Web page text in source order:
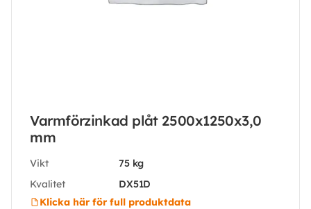
Varmförzinkad plåt 2500x1250x3,0
mm
Vikt
75 kg
Kvalitet
DX51D
Klicka här för full produktdata